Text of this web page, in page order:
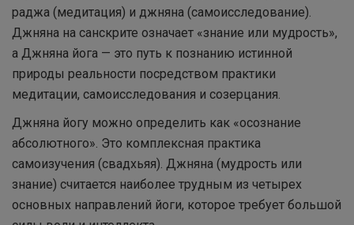
раджа (медитация) и джняна (самоисследование).
Джняна на санскрите означает «знание или мудрость»,
а Джняна йога — это путь к познанию истинной
природы реальности посредством практики
медитации, самоисследования и созерцания.
Джняна йогу можно определить как «осознание
абсолютного». Это комплексная практика
самоизучения (свадхьяя). Джняна (мудрость или
знание) считается наиболее трудным из четырех
основных направлений йоги, которое требует большой